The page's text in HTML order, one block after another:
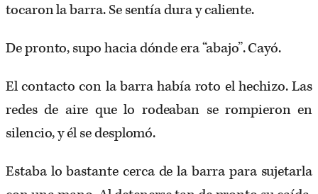
tocaron la barra. Se sentía dura y caliente.
De pronto, supo hacia dónde era “abajo”. Cayó.
El contacto con la barra había roto el hechizo. Las
redes de aire que lo rodeaban se rompieron en
silencio, y él se desplomó.
Estaba lo bastante cerca de la barra para sujetarla